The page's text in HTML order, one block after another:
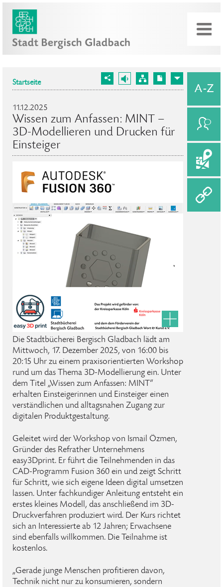
Startseite
11.12.2025
Wissen zum Anfassen: MINT –
3D-Modellieren und Drucken für
Einsteiger
Die Stadtbücherei Bergisch Gladbach lädt am
Mittwoch, 17. Dezember 2025, von 16:00 bis
20:15 Uhr zu einem praxisorientierten Workshop
rund um das Thema 3D-Modellierung ein. Unter
dem Titel „Wissen zum Anfassen: MINT“
erhalten Einsteigerinnen und Einsteiger einen
verständlichen und alltagsnahen Zugang zur
digitalen Produktgestaltung.
Geleitet wird der Workshop von Ismail Özmen,
Gründer des Refrather Unternehmens
easy3Dprint. Er führt die Teilnehmenden in das
CAD-Programm Fusion 360 ein und zeigt Schritt
für Schritt, wie sich eigene Ideen digital umsetzen
lassen. Unter fachkundiger Anleitung entsteht ein
erstes kleines Modell, das anschließend im 3D-
Druckverfahren produziert wird. Der Kurs richtet
sich an Interessierte ab 12 Jahren; Erwachsene
sind ebenfalls willkommen. Die Teilnahme ist
kostenlos.
„Gerade junge Menschen profitieren davon,
Technik nicht nur zu konsumieren, sondern